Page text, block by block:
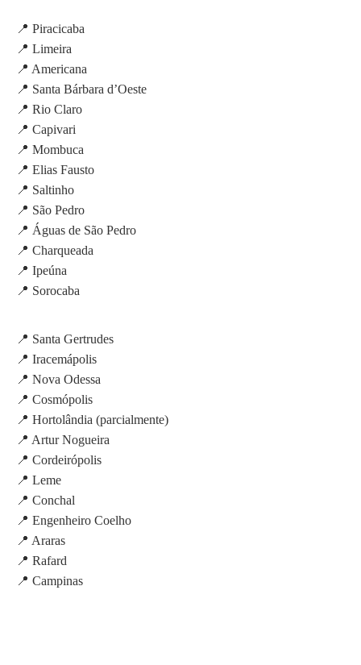
📍 Piracicaba
📍 Limeira
📍 Americana
📍 Santa Bárbara d’Oeste
📍 Rio Claro
📍 Capivari
📍 Mombuca
📍 Elias Fausto
📍 Saltinho
📍 São Pedro
📍 Águas de São Pedro
📍 Charqueada
📍 Ipeúna
📍 Sorocaba
📍 Santa Gertrudes
📍 Iracemápolis
📍 Nova Odessa
📍 Cosmópolis
📍 Hortolândia (parcialmente)
📍 Artur Nogueira
📍 Cordeirópolis
📍 Leme
📍 Conchal
📍 Engenheiro Coelho
📍 Araras
📍 Rafard
📍 Campinas